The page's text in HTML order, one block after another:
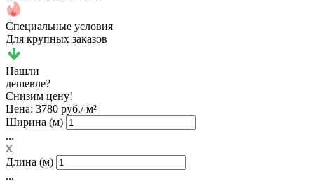
Специальные условия
Для крупных заказов
Нашли
дешевле?
Снизим цену!
Цена: 3780 руб./ м²
Ширина (м)
...
Длина (м)
...